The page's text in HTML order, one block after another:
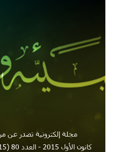
مجلة إلكترونية تصدر عن
كانون الأول 2015 - العدد 80 (2015-12-01)